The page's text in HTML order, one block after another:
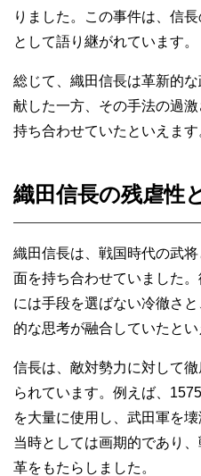
りました。この事件は、信
として語り継がれています。
総じて、織田信長は革新的
献した一方、その手法の過
持ち合わせていたといえます
織田信長の残虐性
織田信長は、戦国時代の武
面を持ち合わせていました
には手段を選ばない冷徹さ
的な思考が融合していたとい
信長は、敵対勢力に対して
られています。例えば、
を大量に使用し、武田軍を
当時としては画期的であり
革をもたらしました。